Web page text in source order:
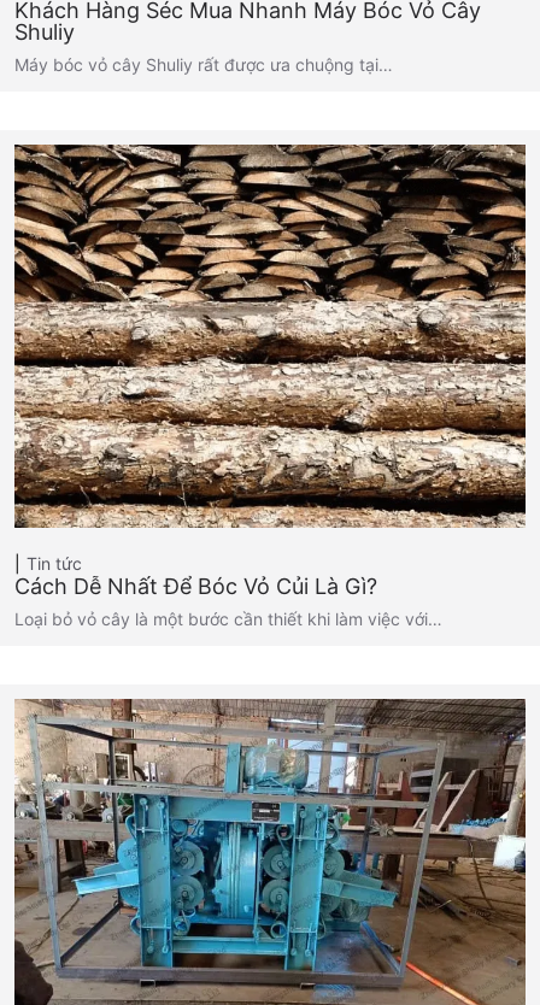
Khách Hàng Séc Mua Nhanh Máy Bóc Vỏ Cây
Shuliy
Máy bóc vỏ cây Shuliy rất được ưa chuộng tại…
Tin tức
Cách Dễ Nhất Để Bóc Vỏ Củi Là Gì?
Loại bỏ vỏ cây là một bước cần thiết khi làm việc với…